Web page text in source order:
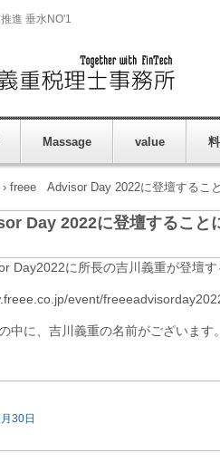
進 垂水NO'1
Massage value
› freee Advisor Day 2022に登壇するこ
Day 2022に登壇すること
Day2022に所長の吉川義重が登壇
event/
中に、吉川義重の名前がございます
30日